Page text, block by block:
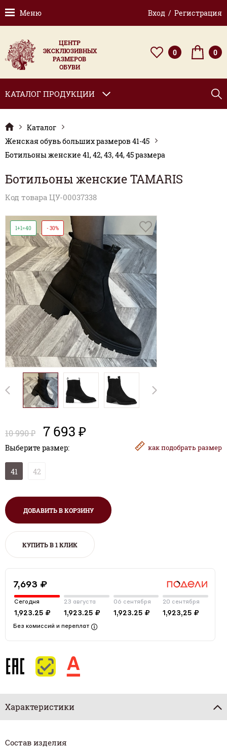
Меню Вход / Регистрация
ЦЕНТР
ЭКСКЛЮЗИВНЫХ
РАЗМЕРОВ
ОБУВИ
0 0
КАТАЛОГ ПРОДУКЦИИ
Каталог
Женская обувь больших размеров 41-45
Ботильоны женские 41, 42, 43, 44, 45 размера
Ботильоны женские TAMARIS
Код товара ЦУ-00037338
1+1=40 - 30%
10 990 ₽ 7 693 ₽
Выберите размер: какподобрать размер
41 42
ДОБАВИТЬ В КОРЗИНУ
КУПИТЬ В 1 КЛИК
7,693 ₽
Сегодня
1,923.25 ₽
23 августа
1,923.25 ₽
06 сентября
1,923.25 ₽
20 сентября
1,923,25 ₽
Без комиссий и переплат
Характеристики
Состав изделия